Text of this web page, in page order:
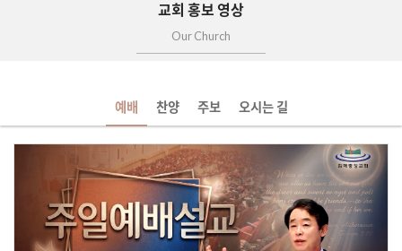
교회 홍보 영상
Our Church
예배 찬양 주보 오시는 길